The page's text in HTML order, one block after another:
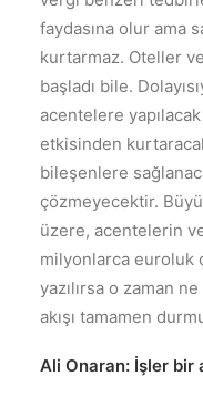
faydasına olur ama
kurtarmaz. Oteller
başladı bile.
acentelere
etkisinden
bileşenlere
çözmeyecektir.
üzere, acentelerin
milyonlarca euroluk
yazılırsa o zaman
akışı tamamen
Ali Onaran: İşler bir